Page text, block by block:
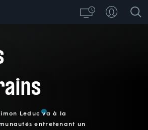
Leduc va à la
entretenant un